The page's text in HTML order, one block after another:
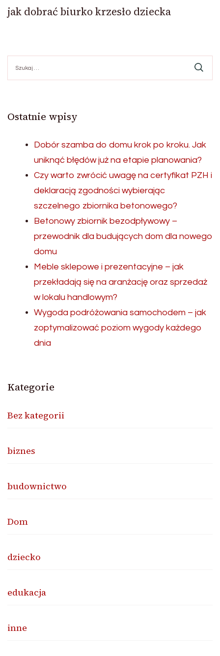
jak dobrać biurko krzesło dziecka
Ostatnie wpisy
Dobór szamba do domu krok po kroku. Jak
uniknąć błędów już na etapie planowania?
Czy warto zwrócić uwagę na certyfikat PZH i
deklaracją zgodności wybierając
szczelnego zbiornika betonowego?
Betonowy zbiornik bezodpływowy –
przewodnik dla budujących dom dla nowego
domu
Meble sklepowe i prezentacyjne – jak
przekładają się na aranżację oraz sprzedaż
w lokalu handlowym?
Wygoda podróżowania samochodem – jak
zoptymalizować poziom wygody każdego
dnia
Kategorie
Bez kategorii
biznes
budownictwo
Dom
dziecko
edukacja
inne